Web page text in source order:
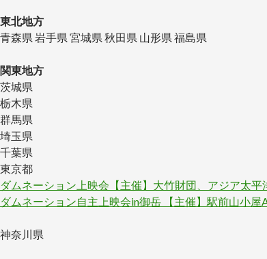
東北地方
青森県 岩手県 宮城県 秋田県 山形県 福島県
関東地方
茨城県
栃木県
群馬県
埼玉県
千葉県
東京都
ダムネーション上映会【主催】大竹財団、アジア太
ダムネーション自主上映会in御岳 【主催】駅前山小屋
神奈川県